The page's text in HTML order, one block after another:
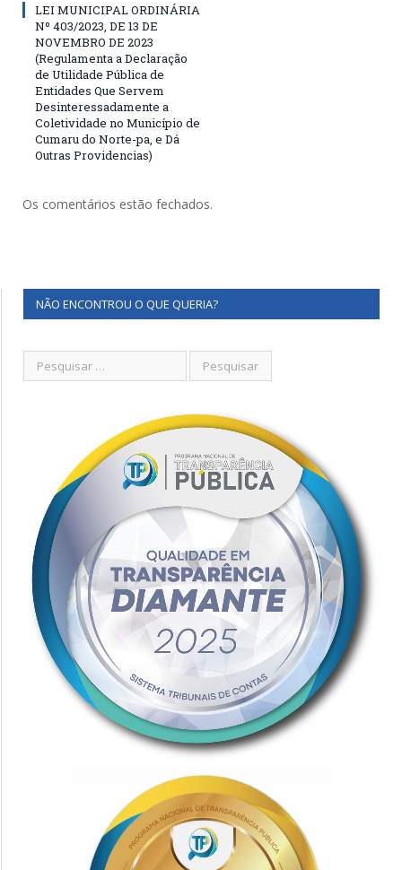
LEI MUNICIPAL ORDINÁRIA
Nº 403/2023, DE 13 DE
NOVEMBRO DE 2023
(Regulamenta a Declaração
de Utilidade Pública de
Entidades Que Servem
Desinteressadamente a
Coletividade no Município de
Cumaru do Norte-pa, e Dá
Outras Providencias)
Os comentários estão fechados.
NÃO ENCONTROU O QUE QUERIA?